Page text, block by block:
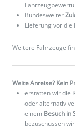
Bundesweiter
Lieferung vor die
Weitere Fahrzeuge
Weite Anreise? Kein
erstatten wir die
oder alternativ
einem Besuch in
bezuschussen